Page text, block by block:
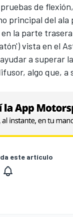
de
principal del ala
la parte
vista en el
a superar
algo que,
este artículo